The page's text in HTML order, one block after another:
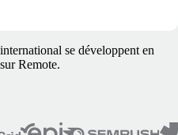
se développent en
Remote.